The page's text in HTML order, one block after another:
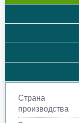
Страна
производства